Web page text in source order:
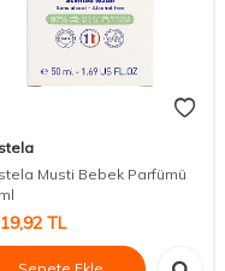
Musti Bebek Parfümü
TL